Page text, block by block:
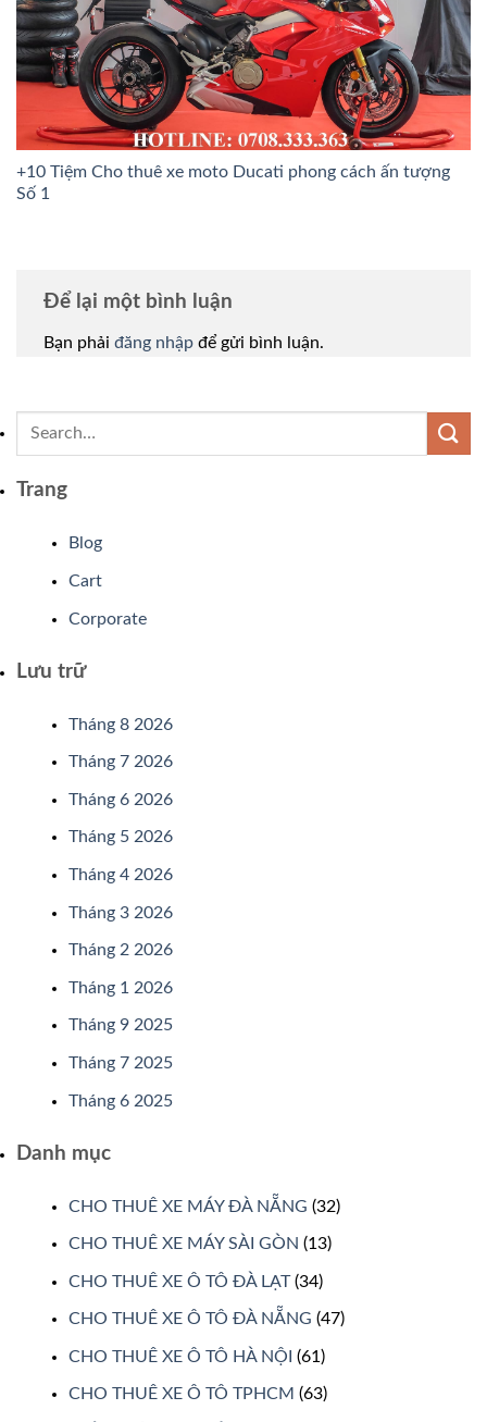
+10 Tiệm Cho thuê xe moto Ducati phong cách ấn tượng
Số 1
Để lại một bình luận
Bạn phải đăng nhập để gửi bình luận.
Trang
Blog
Cart
Corporate
Lưu trữ
Tháng 8 2026
Tháng 7 2026
Tháng 6 2026
Tháng 5 2026
Tháng 4 2026
Tháng 3 2026
Tháng 2 2026
Tháng 1 2026
Tháng 9 2025
Tháng 7 2025
Tháng 6 2025
Danh mục
CHO THUÊ XE MÁY ĐÀ NẴNG (32)
CHO THUÊ XE MÁY SÀI GÒN (13)
CHO THUÊ XE Ô TÔ ĐÀ LẠT(34)
CHO THUÊ XE Ô TÔ ĐÀ NẴNG (47)
CHO THUÊ XE Ô TÔ HÀ NỘI (61)
CHO THUÊ XE Ô TÔ TPHCM (63)